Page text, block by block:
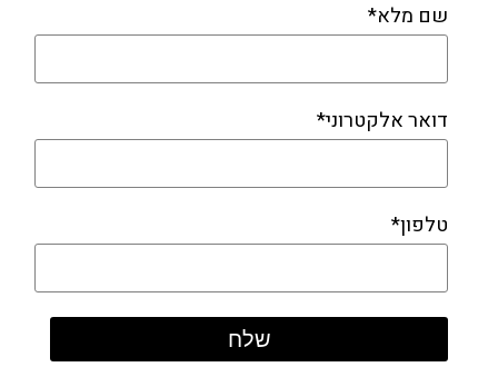
שם מלא*
דואר אלקטרוני*
טלפון*